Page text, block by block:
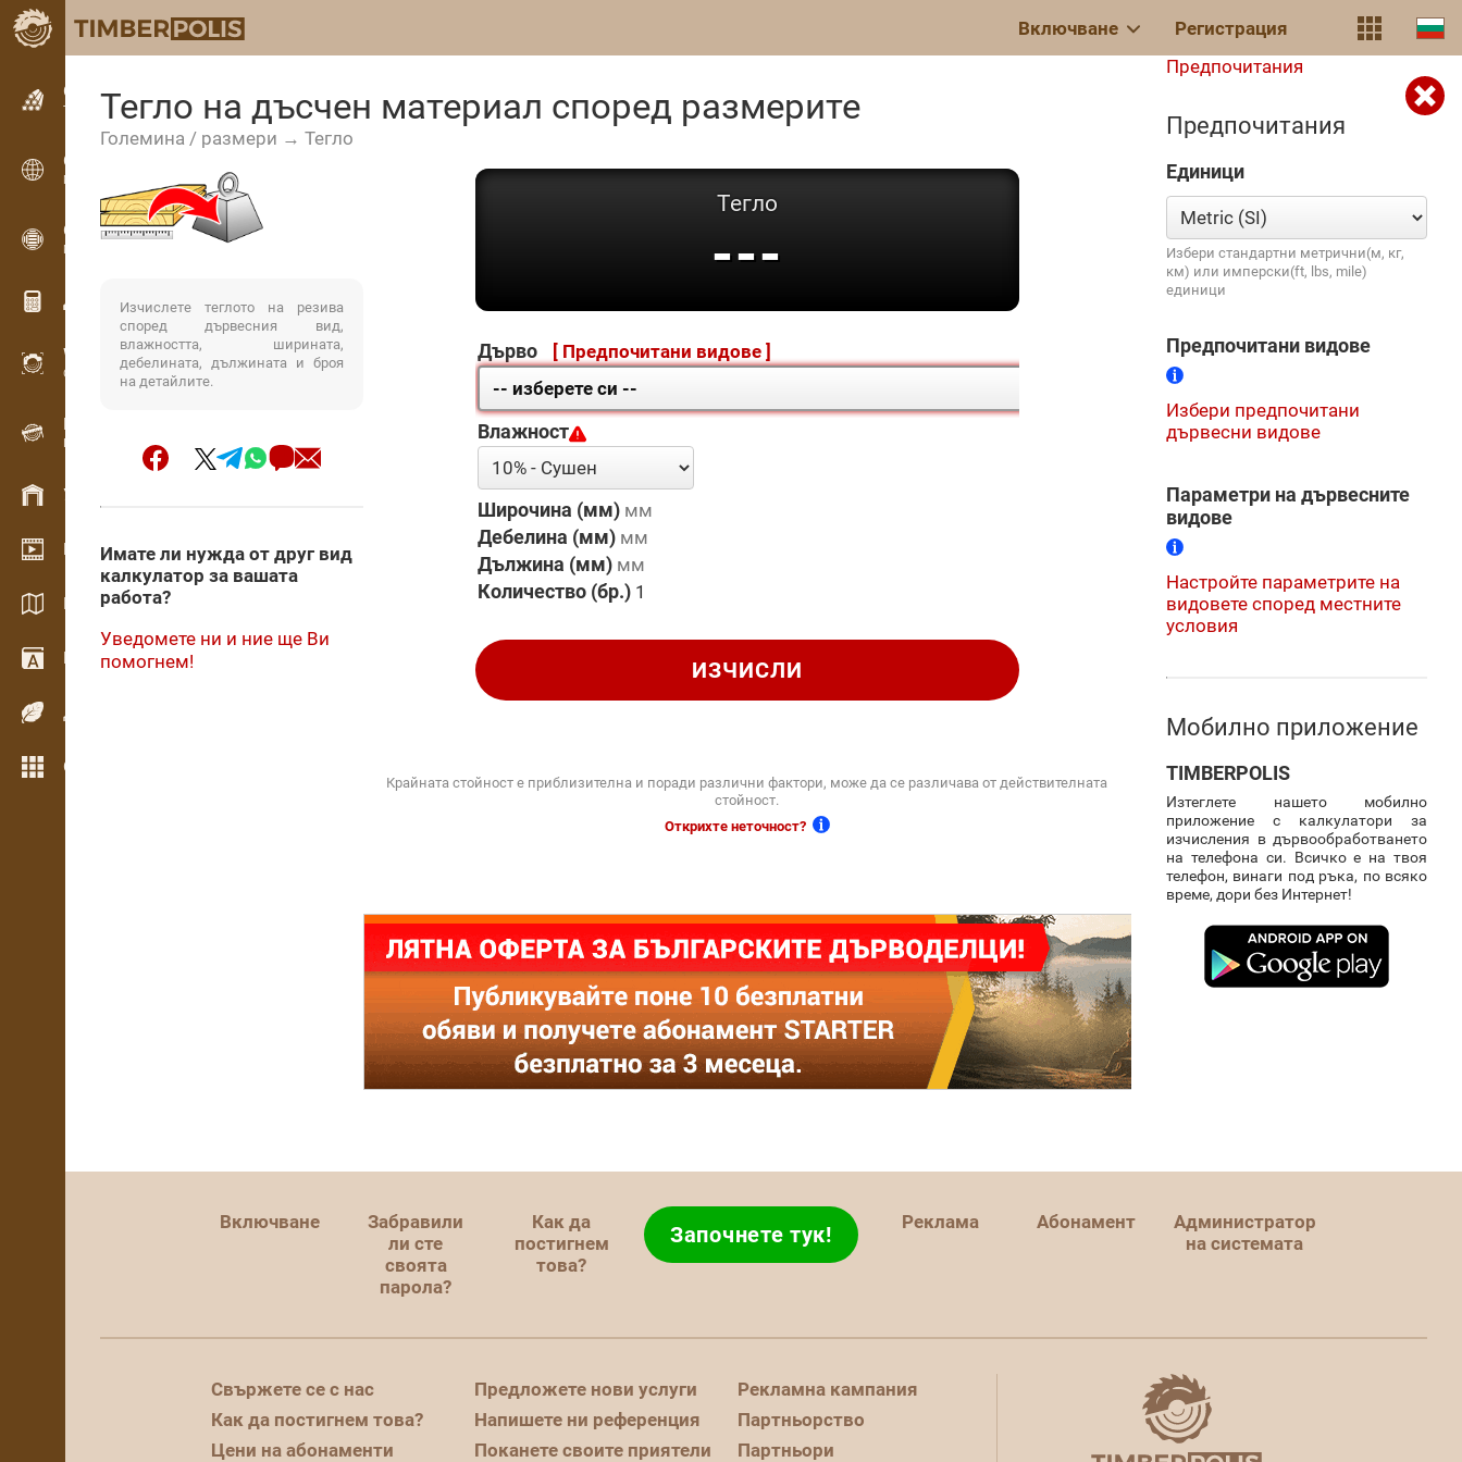
Включване Регистрация
Обявления
Текстови обяви
Обявления
Международни обяви
OPTI-TIMB
Модели на рязане
Дървообработващи калкулатори
WoodProfi
Обем на дървесината с ИИ
Рекордер
Инвентаризация на дървесина на терен
Управление на склад
Видео галерия
Каталози / Брошури
Речник
Дървесни видове
Още функции
Тегло на дъсчен материал според размерите
Големина / размери → Тегло
Изчислете теглото на резива
според дървесния вид,
влажността, ширината,
дебелината, дължината и броя
на детайлите.
Имате ли нужда от друг вид
калкулатор за вашата
работа?
Уведомете ни и ние ще Ви
помогнем!
Тегло
---
Дърво [ Предпочитани видове ]
Влажност
Широчина (мм)
Дебелина (мм)
Дължина (мм)
Количество (бр.)
ИЗЧИСЛИ
Крайната стойност е приблизителна и поради различни фактори, може да се различава от действителната
стойност.
Открихте неточност?
Предпочитания
Предпочитания
Единици
Избери стандартни метрични(м, кг,
км) или имперски(ft, lbs, mile)
единици
Предпочитани видове
Избери предпочитани
дървесни видове
Параметри на дървесните
видове
Настройте параметрите на
видовете според местните
условия
Мобилно приложение
TIMBERPOLIS
Изтеглете нашето мобилно
приложение с калкулатори за
изчисления в дървообработването
на телефона си. Всичко е на твоя
телефон, винаги под ръка, по всяко
време, дори без Интернет!
Включване
Забравили
ли сте
своята
парола?
Как да
постигнем
това?
Започнете тук! Реклама Абонамент
Администратор
на системата
Свържете се с нас
Как да постигнем това?
Цени на абонаменти
Предложете нови услуги
Напишете ни референция
Поканете своите приятели
Рекламна кампания
Партньорство
Партньори